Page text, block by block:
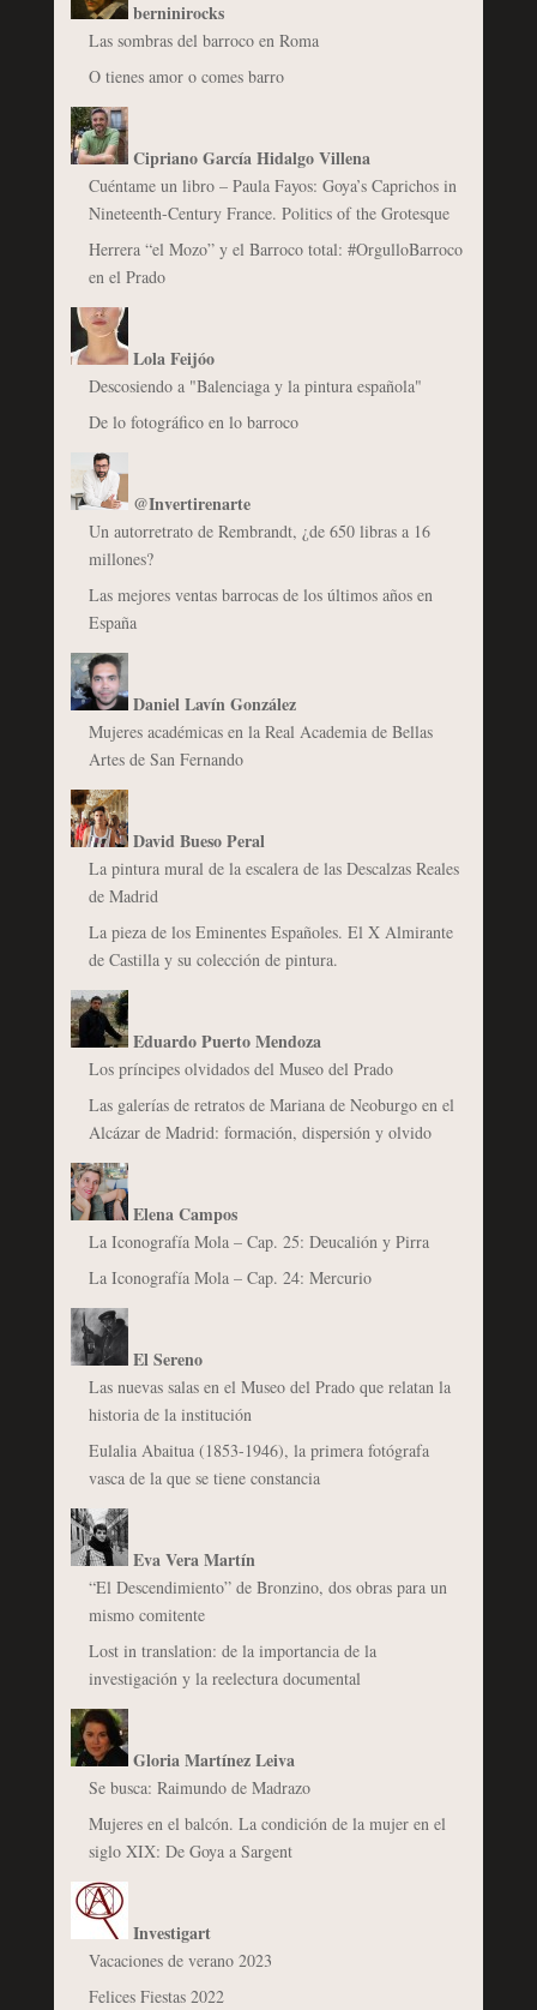
berninirocks
Las sombras del barroco en Roma
O tienes amor o comes barro
Cipriano García Hidalgo Villena
Cuéntame un libro – Paula Fayos: Goya’s Caprichos in
Nineteenth-Century France. Politics of the Grotesque
Herrera “el Mozo” y el Barroco total: #OrgulloBarroco
en el Prado
Lola Feijóo
Descosiendo a "Balenciaga y la pintura española"
De lo fotográfico en lo barroco
@Invertirenarte
Un autorretrato de Rembrandt, ¿de 650 libras a 16
millones?
Las mejores ventas barrocas de los últimos años en
España
Daniel Lavín González
Mujeres académicas en la Real Academia de Bellas
Artes de San Fernando
David Bueso Peral
La pintura mural de la escalera de las Descalzas Reales
de Madrid
La pieza de los Eminentes Españoles. El X Almirante
de Castilla y su colección de pintura.
Eduardo Puerto Mendoza
Los príncipes olvidados del Museo del Prado
Las galerías de retratos de Mariana de Neoburgo en el
Alcázar de Madrid: formación, dispersión y olvido
Elena Campos
La Iconografía Mola – Cap. 25: Deucalión y Pirra
La Iconografía Mola – Cap. 24: Mercurio
El Sereno
Las nuevas salas en el Museo del Prado que relatan la
historia de la institución
Eulalia Abaitua (1853-1946), la primera fotógrafa
vasca de la que se tiene constancia
Eva Vera Martín
“El Descendimiento” de Bronzino, dos obras para un
mismo comitente
Lost in translation: de la importancia de la
investigación y la reelectura documental
Gloria Martínez Leiva
Se busca: Raimundo de Madrazo
Mujeres en el balcón. La condición de la mujer en el
siglo XIX: De Goya a Sargent
Investigart
Vacaciones de verano 2023
Felices Fiestas 2022